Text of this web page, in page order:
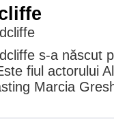
s-a născut
fiul actorului
Marcia